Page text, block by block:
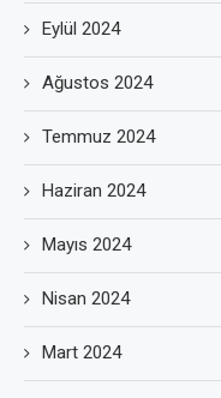
Eylül 2024
Ağustos 2024
Temmuz 2024
Haziran 2024
Mayıs 2024
Nisan 2024
Mart 2024